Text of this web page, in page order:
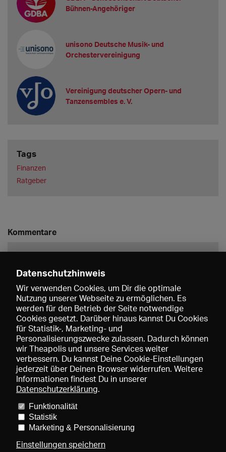
Bühnen-Angehöriger
unisono Deutsche Musik- und
Orchestervereinigung
Vereinigung deutscher Opern- und
Tanzensembles e. V.
Tags
Finanzen
Ratgeber
Kommentare
Speichern
Preise und Mitgliedschaften
Mediadaten
Über uns Impressum
Datenschutzhinweis
Wir verwenden Cookies, um Dir die optimale
Nutzung unserer Webseite zu ermöglichen. Es
werden für den Betrieb der Seite notwendige
Cookies gesetzt. Darüber hinaus kannst Du Cookies
für Statistik-, Marketing- und
Personalisierungszwecke zulassen. Dadurch können
wir Theapolis und unsere Services weiter
verbessern. Du kannst Deine Cookie-Einstellungen
jederzeit über Deinen Browser widerrufen. Weitere
Informationen findest Du in unserer
Datenschutzerklärung.
Funktionalität
Statistik
Marketing & Personalisierung
Einstellungen speichern